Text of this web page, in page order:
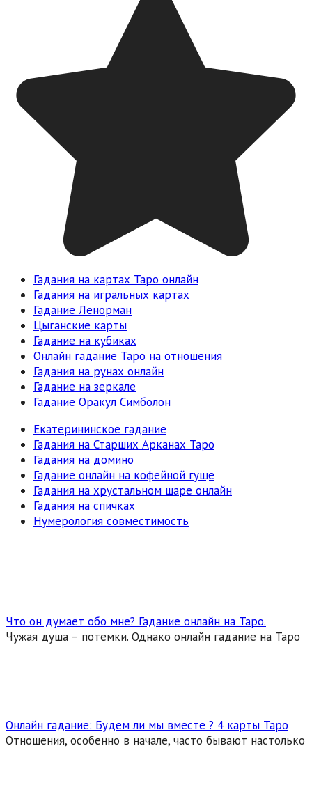
Гадания на картах Таро онлайн
Гадания на игральных картах
Гадание Ленорман
Цыганские карты
Гадание на кубиках
Онлайн гадание Таро на отношения
Гадания на рунах онлайн
Гадание на зеркале
Гадание Оракул Симболон
Екатерининское гадание
Гадания на Старших Арканах Таро
Гадания на домино
Гадание онлайн на кофейной гуще
Гадания на хрустальном шаре онлайн
Гадания на спичках
Нумерология совместимость
Что он думает обо мне? Гадание онлайн на Таро.
Чужая душа – потемки. Однако онлайн гадание на Таро
Онлайн гадание: Будем ли мы вместе ? 4 карты Таро
Отношения, особенно в начале, часто бывают настолько